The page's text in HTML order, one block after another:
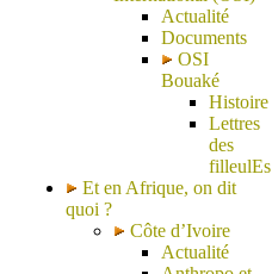
Actualité
Documents
OSI
Bouaké
Histoire
Lettres
des
filleulEs
Et en Afrique, on dit
quoi ?
Côte d’Ivoire
Actualité